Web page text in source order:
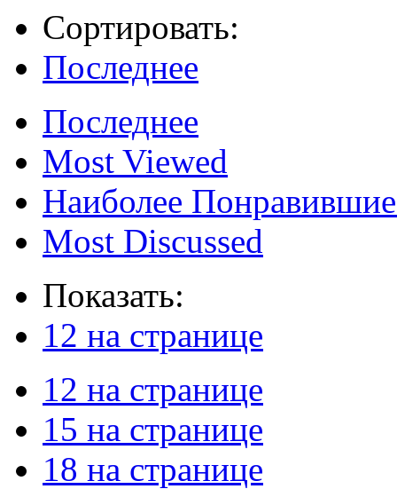
Сортировать:
Последнее
Последнее
Most Viewed
Наиболее
Most Discussed
Показать:
12 на странице
12 на странице
15 на странице
18 на странице